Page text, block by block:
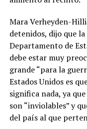
Mara Verheyden-
detenidos, dijo que
Departamento de
debe estar muy
grande “para la
Estados Unidos es
significa nada, ya
son “inviolables” y
del país al que